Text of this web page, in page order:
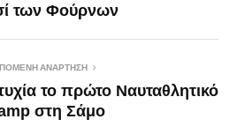
των Φούρνων
ΑΝΆΡΤΗΣΗ
το πρώτο Ναυταθλητικό
στη Σάμο